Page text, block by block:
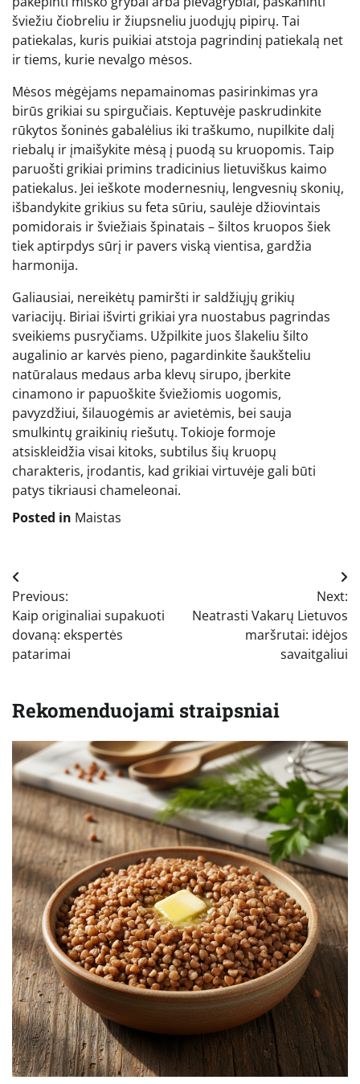
šviežiu čiobreliu ir žiupsneliu juodųjų pipirų. Tai
patiekalas, kuris puikiai atstoja pagrindinį patiekalą net
ir tiems, kurie nevalgo mėsos.
Mėsos mėgėjams nepamainomas pasirinkimas yra
birūs grikiai su spirgučiais. Keptuvėje paskrudinkite
rūkytos šoninės gabalėlius iki traškumo, nupilkite dalį
riebalų ir įmaišykite mėsą į puodą su kruopomis. Taip
paruošti grikiai primins tradicinius lietuviškus kaimo
patiekalus. Jei ieškote modernesnių, lengvesnių skonių,
išbandykite grikius su feta sūriu, saulėje džiovintais
pomidorais ir šviežiais špinatais – šiltos kruopos šiek
tiek aptirpdys sūrį ir pavers viską vientisa, gardžia
harmonija.
Galiausiai, nereikėtų pamiršti ir saldžiųjų grikių
variacijų. Biriai išvirti grikiai yra nuostabus pagrindas
sveikiems pusryčiams. Užpilkite juos šlakeliu šilto
augalinio ar karvės pieno, pagardinkite šaukšteliu
natūralaus medaus arba klevų sirupo, įberkite
cinamono ir papuoškite šviežiomis uogomis,
pavyzdžiui, šilauogėmis ar avietėmis, bei sauja
smulkintų graikinių riešutų. Tokioje formoje
atsiskleidžia visai kitoks, subtilus šių kruopų
charakteris, įrodantis, kad grikiai virtuvėje gali būti
patys tikriausi chameleonai.
Posted in Maistas
Navigacija
tarp
įrašų
Previous:
Kaip originaliai supakuoti
dovaną: ekspertės
patarimai
Next:
Neatrasti Vakarų Lietuvos
maršrutai: idėjos
savaitgaliui
Rekomenduojami straipsniai